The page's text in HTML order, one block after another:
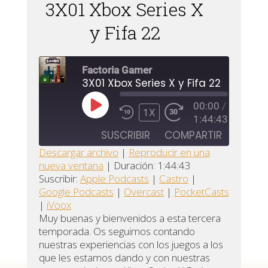
3X01 Xbox Series X
y Fifa 22
Factoria Gamer
3X01 Xbox Series X y Fifa 22
REPRODUCIR
EPISODIO
1X
00:00 /
1:44:43
SUSCRIBIR COMPARTIR
Apple
Podcasts
Castro
Google
Podcasts
PocketCasts
iVoox
FEED RSS
COMPARTIR
ENLACE
INCRUSTAR
Descargar archivo | Reproducir en una
nueva ventana | Duración: 1:44:43
Suscribir: Apple Podcasts | Castro |
Google Podcasts | Overcast| PocketCasts
| iVoox
Muy buenas y bienvenidos a esta tercera
temporada. Os seguimos contando
nuestras experiencias con los juegos a los
que les estamos dando y con nuestras